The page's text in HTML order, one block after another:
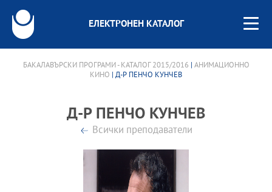
ЕЛЕКТРОНЕН КАТАЛОГ
БАКАЛАВЪРСКИ ПРОГРАМИ - КАТАЛОГ 2015/2016
АНИМАЦИОННО
КИНО | Д-Р ПЕНЧО КУНЧЕВ
Д-Р ПЕНЧО КУНЧЕВ
Всички преподаватели